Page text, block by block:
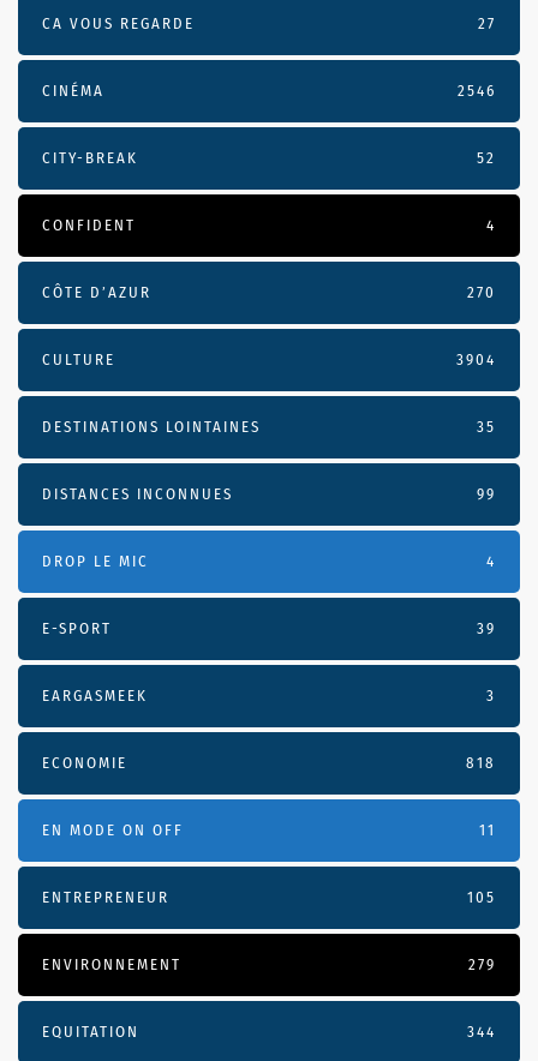
CA VOUS REGARDE 27
CINÉMA 2546
CITY-BREAK 52
CONFIDENT 4
CÔTE D’AZUR 270
CULTURE 3904
DESTINATIONS LOINTAINES 35
DISTANCES INCONNUES 99
DROP LE MIC 4
E-SPORT 39
EARGASMEEK 3
ECONOMIE 818
EN MODE ON OFF 11
ENTREPRENEUR 105
ENVIRONNEMENT 279
EQUITATION 344